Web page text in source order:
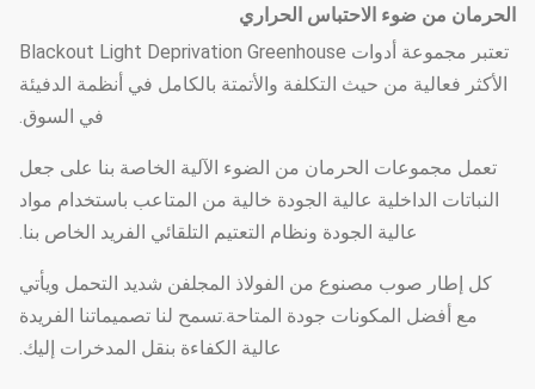
الحرمان من ضوء الاحتباس الحراري
تعتبر مجموعة أدوات Blackout Light Deprivation Greenhouse
الأكثر فعالية من حيث التكلفة والأتمتة بالكامل في أنظمة الدفيئة
في السوق.
تعمل مجموعات الحرمان من الضوء الآلية الخاصة بنا على جعل
النباتات الداخلية عالية الجودة خالية من المتاعب باستخدام مواد
عالية الجودة ونظام التعتيم التلقائي الفريد الخاص بنا.
كل إطار صوب مصنوع من الفولاذ المجلفن شديد التحمل ويأتي
مع أفضل المكونات جودة المتاحة.تسمح لنا تصميماتنا الفريدة
عالية الكفاءة بنقل المدخرات إليك.